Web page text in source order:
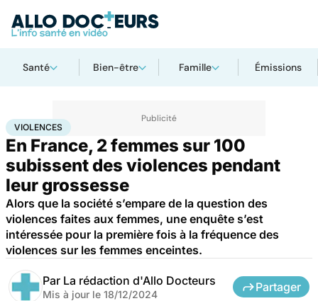
Santé Bien-être Famille Émissions
AccueilFamilleGrossesse Violences
VIOLENCES
En France, 2 femmes sur 100
subissent des violences pendant
leur grossesse
Alors que la société s’empare de la question des
violences faites aux femmes, une enquête s’est
intéressée pour la première fois à la fréquence des
violences sur les femmes enceintes.
Par La rédaction d'Allo Docteurs
Mis à jour le 18/12/2024
Partager